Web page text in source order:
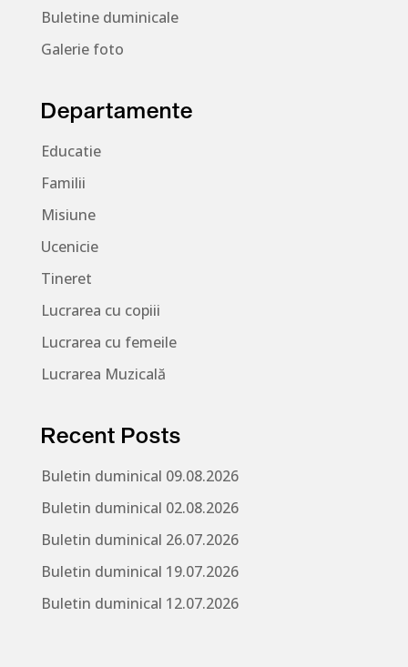
Buletine duminicale
Galerie foto
Departamente
Educatie
Familii
Misiune
Ucenicie
Tineret
Lucrarea cu copiii
Lucrarea cu femeile
Lucrarea Muzicală
Recent Posts
Buletin duminical 09.08.2026
Buletin duminical 02.08.2026
Buletin duminical 26.07.2026
Buletin duminical 19.07.2026
Buletin duminical 12.07.2026